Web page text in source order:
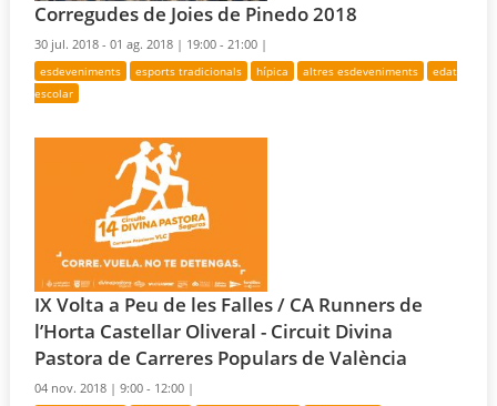
Corregudes de Joies de Pinedo 2018
30 jul. 2018 - 01 ag. 2018 | 19:00 - 21:00 |
esdeveniments esports tradicionals hípica altres esdeveniments
edat
escolar
IX Volta a Peu de les Falles / CA Runners de
l’Horta Castellar Oliveral - Circuit Divina
Pastora de Carreres Populars de València
04 nov. 2018 |9:00 - 12:00 |